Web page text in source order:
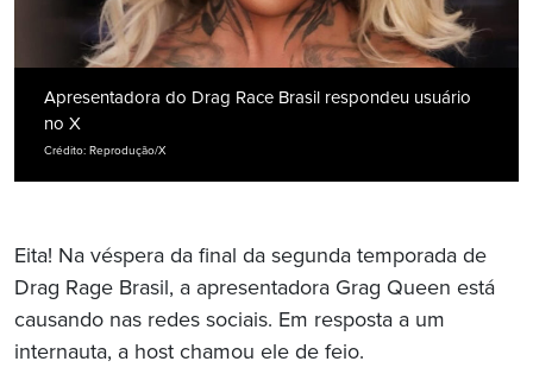
Apresentadora do Drag Race Brasil respondeu usuário
no X
Crédito: Reprodução/X
Eita! Na véspera da final da segunda temporada de
Drag Rage Brasil, a apresentadora Grag Queen está
causando nas redes sociais. Em resposta a um
internauta, a host chamou ele de feio.